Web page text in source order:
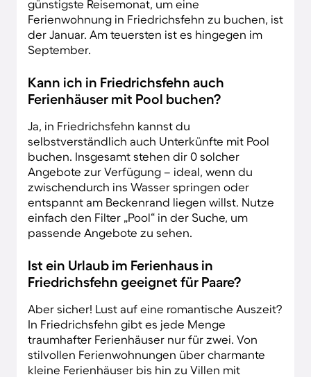
günstigste Reisemonat, um eine
Ferienwohnung in Friedrichsfehn zu buchen, ist
der Januar. Am teuersten ist es hingegen im
September.
Kann ich in Friedrichsfehn auch
Ferienhäuser mit Pool buchen?
Ja, in Friedrichsfehn kannst du
selbstverständlich auch Unterkünfte mit Pool
buchen. Insgesamt stehen dir 0 solcher
Angebote zur Verfügung – ideal, wenn du
zwischendurch ins Wasser springen oder
entspannt am Beckenrand liegen willst. Nutze
einfach den Filter „Pool“ in der Suche, um
passende Angebote zu sehen.
Ist ein Urlaub im Ferienhaus in
Friedrichsfehn geeignet für Paare?
Aber sicher! Lust auf eine romantische Auszeit?
In Friedrichsfehn gibt es jede Menge
traumhafter Ferienhäuser nur für zwei. Von
stilvollen Ferienwohnungen über charmante
kleine Ferienhäuser bis hin zu Villen mit